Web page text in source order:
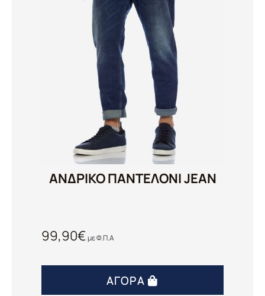
ΑΝΔΡΙΚΟ ΠΑΝΤΕΛΟΝΙ JEAN
99,90€με Φ.Π.Α
ΑΓΟΡΆ